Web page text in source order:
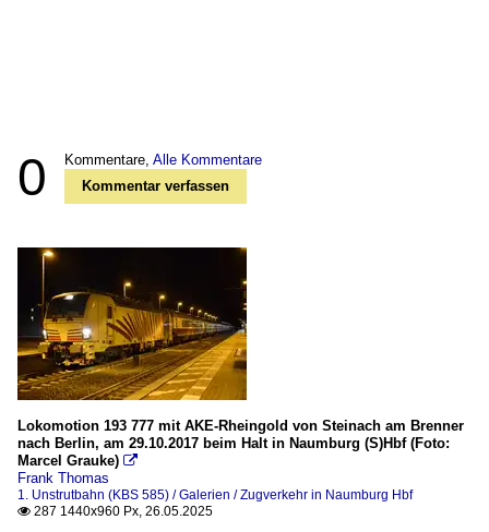
0 Kommentare, Alle Kommentare
Kommentar verfassen
Lokomotion 193 777 mit AKE-Rheingold von Steinach am Brenner
nach Berlin, am 29.10.2017 beim Halt in Naumburg (S)Hbf (Foto:
Marcel Grauke) 
Frank Thomas
1. Unstrutbahn (KBS 585) / Galerien / Zugverkehr in Naumburg Hbf
 287 1440x960 Px, 26.05.2025